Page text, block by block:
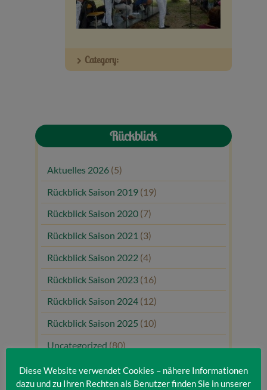
Veranstaltungen
Baumpaten
Category:
Rückblick
Aktuelles 2026 (5)
Rückblick Saison 2019 (19)
Rückblick Saison 2020 (7)
Rückblick Saison 2021 (3)
Rückblick Saison 2022 (4)
Rückblick Saison 2023 (16)
Rückblick Saison 2024 (12)
Rückblick Saison 2025 (10)
Uncategorized (80)
Unsere Gäste(1)
Diese Website verwendet Cookies – nähere Informationen
dazu und zu Ihren Rechten als Benutzer finden Sie in unserer